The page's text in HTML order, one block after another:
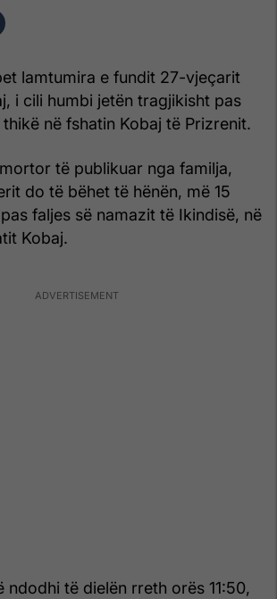
lamtumira e fundit 27-vjeçarit
i cili humbi jetën tragjikisht pas
në fshatin Kobaj të Prizrenit.
të publikuar nga familja,
do të bëhet të hënën, më 15
faljes së namazit të Ikindisë, në
Kobaj.
ndodhi të dielën rreth orës 11:50,